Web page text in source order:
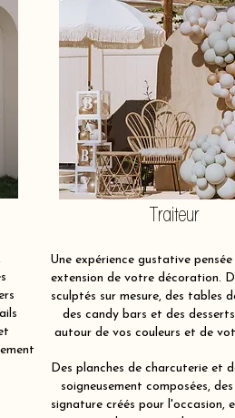
Traiteur
Une expérience gustative pensée
extension de votre décoration.
sculptés sur mesure, des tables
des candy bars et des
autour de vos couleurs et de
Des planches de charcuterie et
soigneusement composées,
signature créés pour l'occasion,